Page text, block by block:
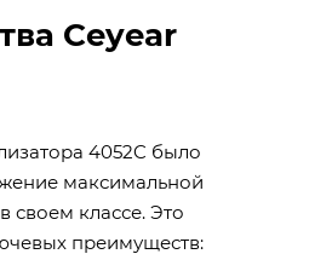
Ceyear
4052C было
максимальной
своем классе. Это
преимуществ: